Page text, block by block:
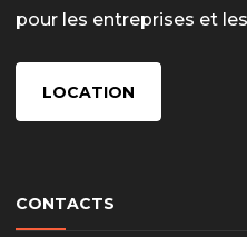
pour les entreprises et
LOCATION
CONTACTS